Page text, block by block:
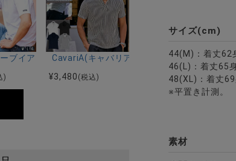
天竺半袖Tシャツ/全3色
ーブイアールエー)吸水速乾コットンタッチクルーネック
)
CavariA(キャバリア)ワイヤー入りイタリア
¥3,480 (税込)
サイズ(cm)
44(M)：着丈62
46(L)：着丈65
48(XL)：着丈
※平置き計測。
素材